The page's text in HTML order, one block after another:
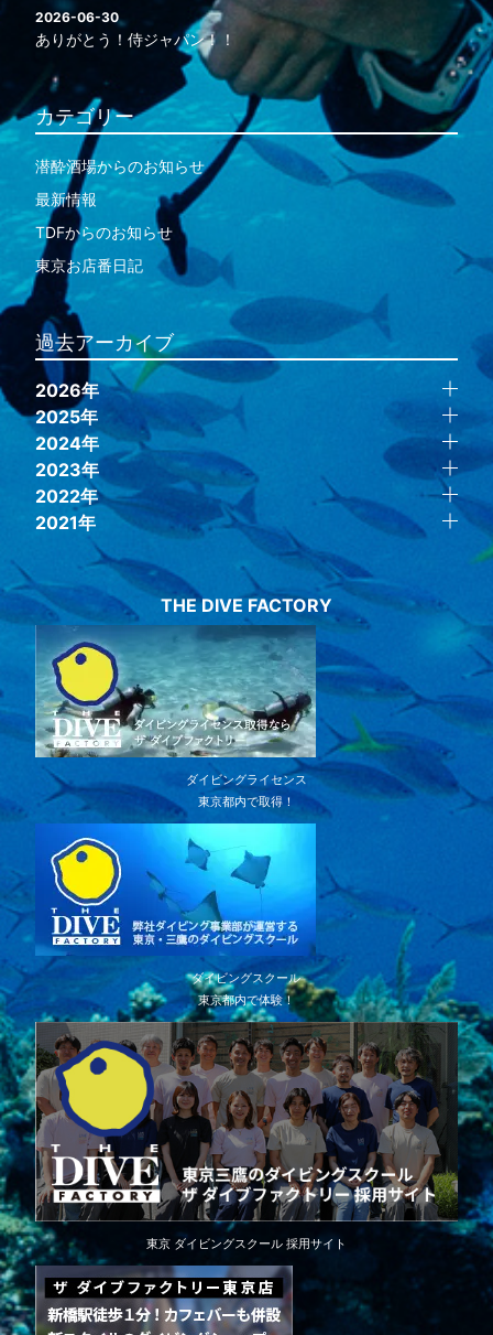
2026-06-30
ありがとう！侍ジャパン！！
カテゴリー
潜酔酒場からのお知らせ
最新情報
TDFからのお知らせ
東京お店番日記
過去アーカイブ
2026年
2025年
2024年
2023年
2022年
2021年
THE DIVE FACTORY
ダイビングライセンス
東京都内で取得！
ダイビングスクール
東京都内で体験！
東京 ダイビングスクール 採用サイト